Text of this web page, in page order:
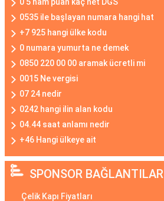
0535 ile başlayan numara hangi hat
+7 925 hangi ülke kodu
0 numara yumurta ne demek
0850 220 00 00 aramak ücretli mi
0015 Ne vergisi
07 24 nedir
0242 hangi ilin alan kodu
04.44 saat anlamı nedir
+46 Hangi ülkeye ait
SPONSOR BAĞLANTILAR
Çelik Kapı Fiyatları